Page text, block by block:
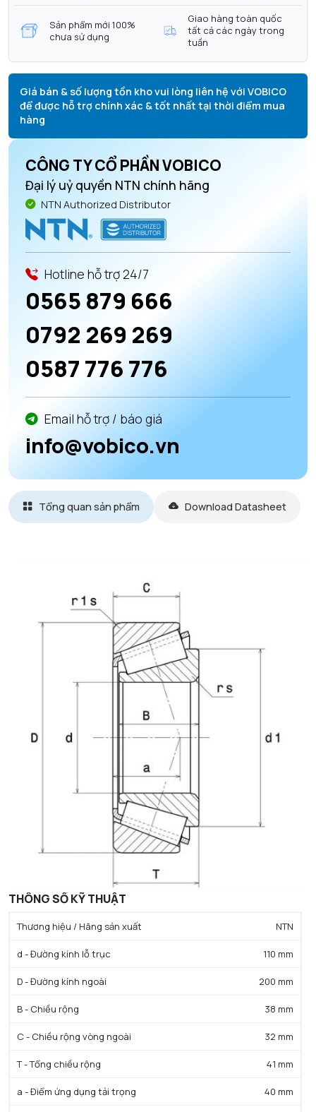
Sản phẩm mới 100%
chưa sử dụng
Giao hàng toàn quốc
tất cả các ngày trong
tuần
Giá bán & số lượng tồn kho vui lòng liên hệ với VOBICO
để được hỗ trợ chính xác & tốt nhất tại thời điểm mua
hàng
CÔNG TY CỔ PHẦN VOBICO
Đại lý uỷ quyền NTN chính hãng
NTN Authorized Distributor
Hotline hỗ trợ 24/7
0565 879 666
0792 269 269
0587 776 776
Email hỗ trợ / báo giá
info@vobico.vn
Tổng quan sản phẩm Download Datasheet
THÔNG SỐ KỸ THUẬT
Thương hiệu / Hãng sản xuất NTN
d - Đường kính lỗ trục 110 mm
D - Đường kính ngoài 200 mm
B - Chiều rộng 38 mm
C - Chiều rộng vòng ngoài 32 mm
T - Tổng chiều rộng 41 mm
a - Điểm ứng dụng tải trọng 40 mm